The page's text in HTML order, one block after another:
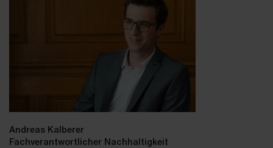
Andreas Kalberer
Fachverantwortlicher Nachhaltigkeit